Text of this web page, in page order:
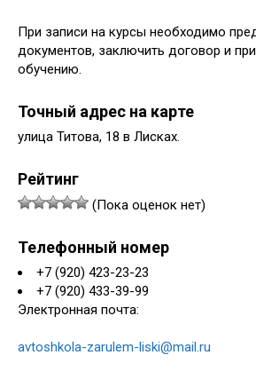
При записи на курсы необходимо
документов, заключить договор и
обучению.
Точный адрес на карте
улица Титова, 18 в Лисках.
Рейтинг
(Пока оценок нет)
Телефонный номер
+7 (920) 423-23-23
+7 (920) 433-39-99
Электронная почта:
avtoshkola-zarulem-liski@mail.ru